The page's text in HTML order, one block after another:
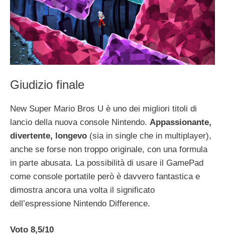
Giudizio finale
New Super Mario Bros U è uno dei migliori titoli di
lancio della nuova console Nintendo. Appassionante,
divertente, longevo (sia in single che in multiplayer),
anche se forse non troppo originale, con una formula
in parte abusata. La possibilità di usare il GamePad
come console portatile però è davvero fantastica e
dimostra ancora una volta il significato
dell’espressione Nintendo Difference.
Voto 8,5/10